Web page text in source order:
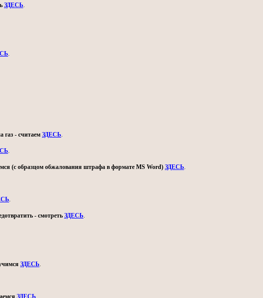
ЗДЕСЬ.
.
газ - считаем ЗДЕСЬ.
.
(с образцом обжалования штрафа в формате MS Word) ЗДЕСЬ.
.
- смотреть ЗДЕСЬ.
ЗДЕСЬ.
ЗДЕСЬ